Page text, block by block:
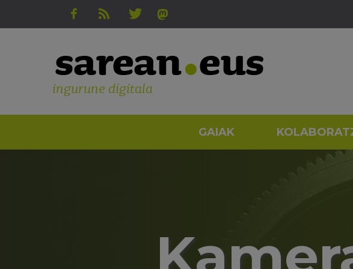
ingurune digitala
GAIAK